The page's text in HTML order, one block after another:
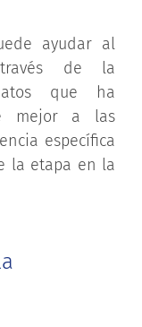
ayudar al
de la
que ha
mejor a las
específica
la etapa en la